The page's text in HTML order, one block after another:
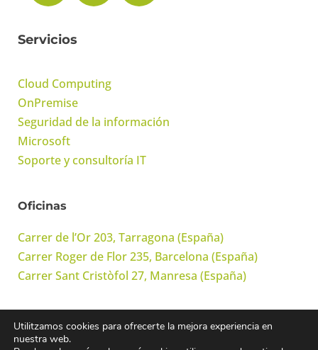
Servicios
Cloud Computing
OnPremise
Seguridad de la información
Microsoft
Soporte y consultoría IT
Oficinas
Carrer de l’Or 203, Tarragona (España)
Carrer Roger de Flor 235, Barcelona (España)
Carrer Sant Cristòfol 27, Manresa (España)
© Onwork Cloud, S.L. Todos los derechos reservados
Utilitzamos cookies para ofrecerte la mejora experiencia en
nuestra web.